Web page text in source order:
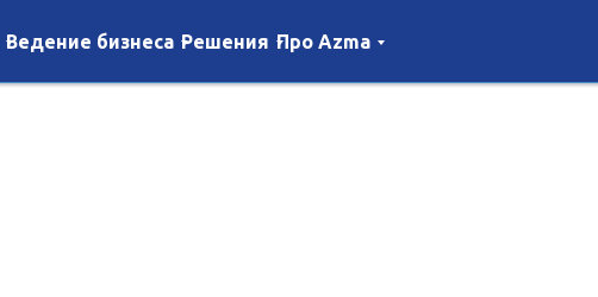
Ведение бизнеса Решения Про Azma